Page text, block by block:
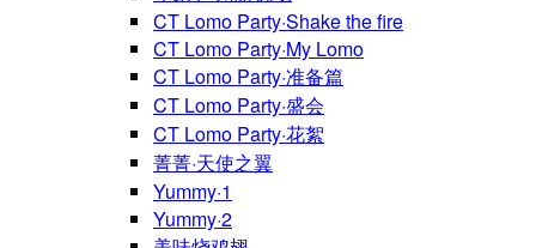
CT Lomo Party·Shake the fire
CT Lomo Party·My Lomo
CT Lomo Party·准备篇
CT Lomo Party·盛会
CT Lomo Party·花絮
菁菁·天使之翼
Yummy·1
Yummy·2